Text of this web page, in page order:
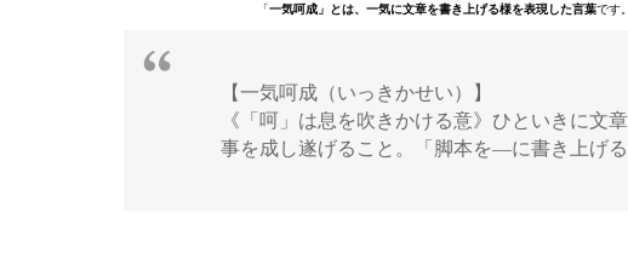
「一気呵成」とは、一気に文章を書き上げる様を表現した言葉です
【一気呵成（いっきかせい）】
《「呵」は息を吹きかける意》ひといきに文
事を成し遂げること。「脚本を―に書き上げる